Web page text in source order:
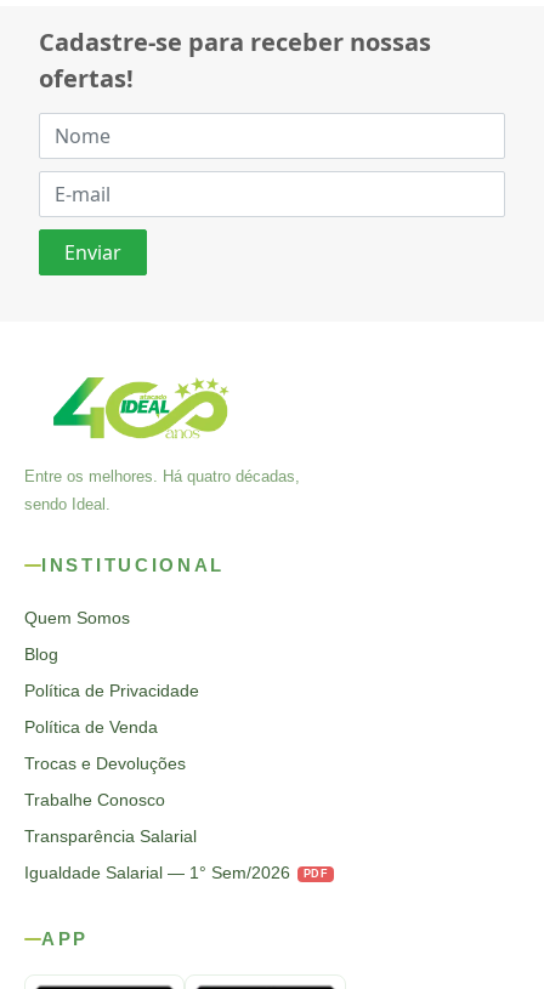
Cadastre-se para receber nossas
ofertas!
Entre os melhores. Há quatro décadas,
sendo Ideal.
INSTITUCIONAL
Quem Somos
Blog
Política de Privacidade
Política de Venda
Trocas e Devoluções
Trabalhe Conosco
Transparência Salarial
Igualdade Salarial — 1° Sem/2026
PDF
APP